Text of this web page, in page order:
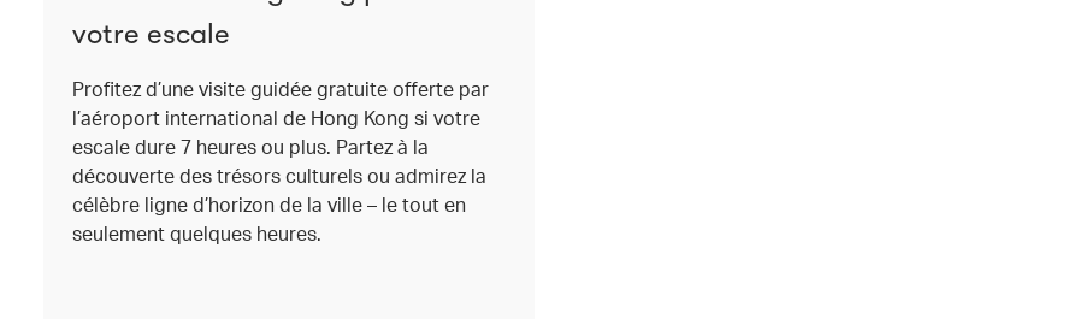
votre escale
Profitez d’une visite guidée gratuite offerte par
l’aéroport international de Hong Kong si votre
escale dure 7 heures ou plus. Partez à la
découverte des trésors culturels ou admirez la
célèbre ligne d’horizon de la ville – le tout en
seulement quelques heures.